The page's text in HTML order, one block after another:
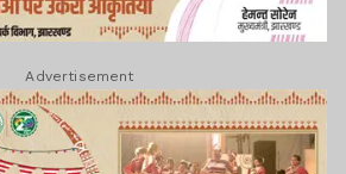
Advertisement